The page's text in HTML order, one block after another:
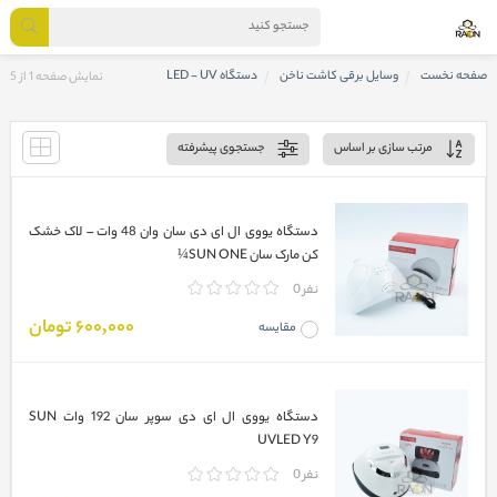
صفحه نخست وسایل برقی کاشت ناخن دستگاه LED - UV نمایش صفحه 1 از 5
مرتب سازی بر اساس جستجوی پیشرفته
دستگاه یووی ال ای دی سان وان 48 وات – لاک خشک
کن مارک سان SUN ONE¼
0 نفر
مقایسه 600,000 تومان
دستگاه یووی ال ای دی سوپر سان 192 وات SUN
UVLED Y9
0 نفر